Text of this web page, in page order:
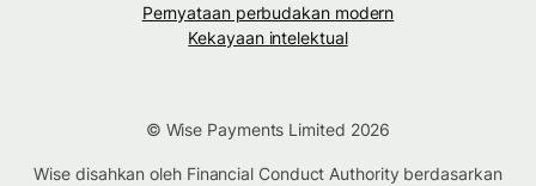
Pernyataan perbudakan modern
Kekayaan intelektual
© Wise Payments Limited 2026
Wise disahkan oleh Financial Conduct Authority berdasarkan